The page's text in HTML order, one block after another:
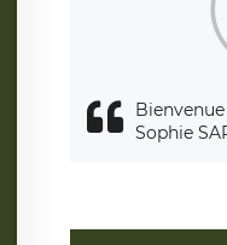
le droit d’introduire
Sophie